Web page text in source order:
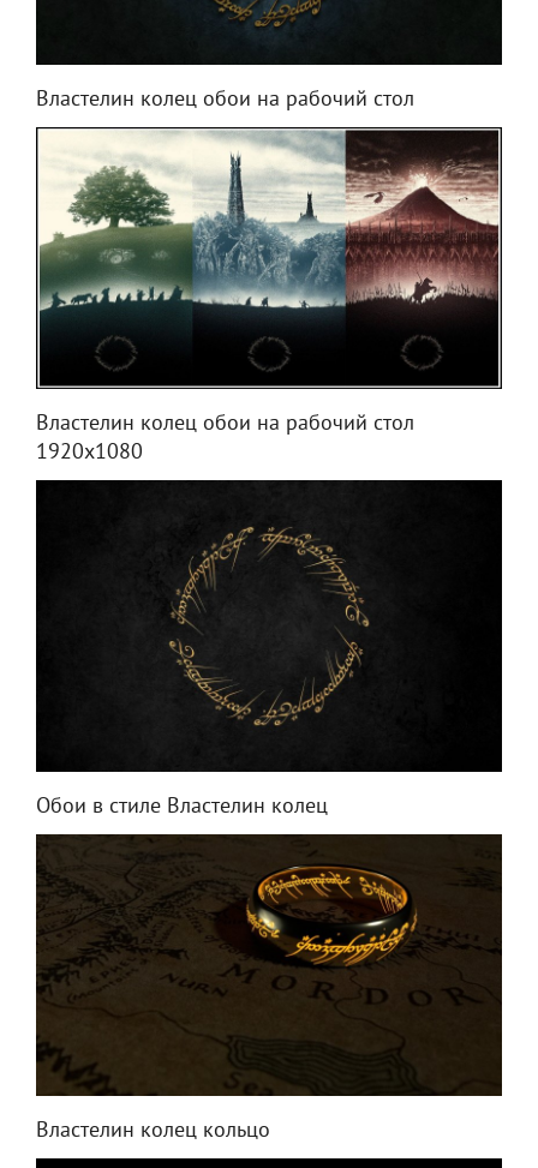
Властелин колец обои на рабочий стол
Властелин колец обои на рабочий стол
1920х1080
Обои в стиле Властелин колец
Властелин колец кольцо